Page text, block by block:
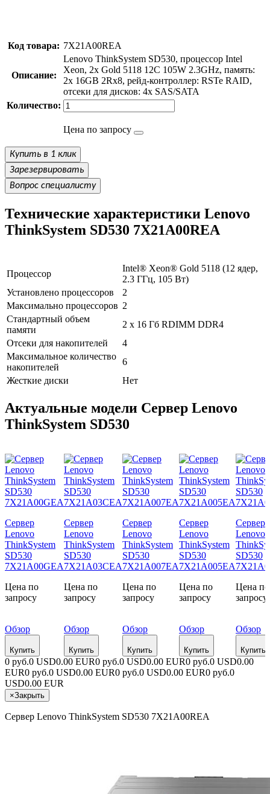
Код товара: 7X21A00REA
Описание:
Lenovo ThinkSystem SD530, процессор Intel
Xeon, 2x Gold 5118 12C 105W 2.3GHz, память:
2x 16GB 2Rx8, рейд-контроллер: RSTe RAID,
отсеки для дисков: 4x SAS/SATA
Количество:
Цена по запросу
Купить в 1 клик
Зарезервировать
Вопрос специалисту
Технические характеристики Lenovo
ThinkSystem SD530 7X21A00REA
Процессор
Intel® Xeon® Gold 5118 (12 ядер,
2.3 ГГц, 105 Вт)
Установлено процессоров
2
Максимально процессоров 2
Стандартный объем
памяти
2 x 16 Гб RDIMM DDR4
Отсеки для накопителей
4
Максимальное количество
накопителей
6
Жесткие диски
Нет
Актуальные модели Сервер Lenovo
ThinkSystem SD530
Сервер
Lenovo
ThinkSystem
SD530
7X21A00GEA
Цена по
запросу
Обзор
Купить
Сервер
Lenovo
ThinkSystem
SD530
7X21A03CEA
Цена по
запросу
Обзор
Купить
Сервер
Lenovo
ThinkSystem
SD530
7X21A007EA
Цена по
запросу
Обзор
Купить
Сервер
Lenovo
ThinkSystem
SD530
7X21A005EA
Цена по
запросу
Обзор
Купить
Сервер
Lenovo
SD530
Цена по
запросу
Обзор
Купить
0 руб.0 USD0.00 EUR0 руб.0 USD0.00 EUR0 руб.0 USD0.00
EUR0 руб.0 USD0.00 EUR0 руб.0 USD0.00 EUR0 руб.0
USD0.00 EUR
×Закрыть
Сервер Lenovo ThinkSystem SD530 7X21A00REA